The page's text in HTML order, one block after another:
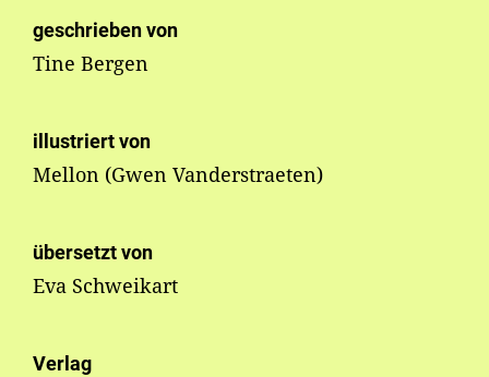
geschrieben von
Tine Bergen
illustriert von
Mellon (Gwen Vanderstraeten)
übersetzt von
Eva Schweikart
Verlag